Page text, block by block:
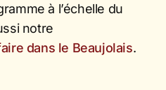
à l’échelle du
notre
dans le Beaujolais.